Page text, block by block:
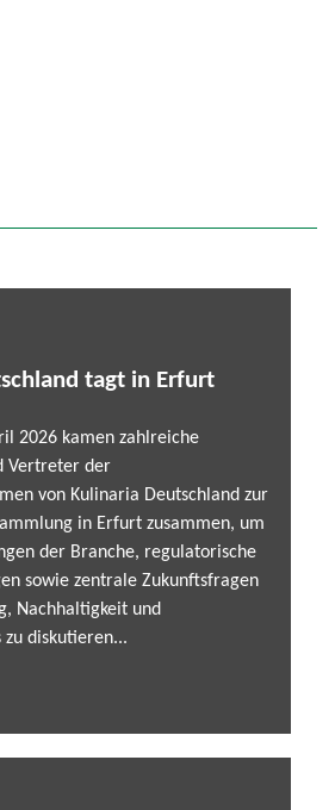
tagt in Erfurt
2026 kamen zahlreiche
Vertreter der
von Kulinaria Deutschland zur
in Erfurt zusammen, um
der Branche, regulatorische
sowie zentrale Zukunftsfragen
Nachhaltigkeit und
diskutieren...